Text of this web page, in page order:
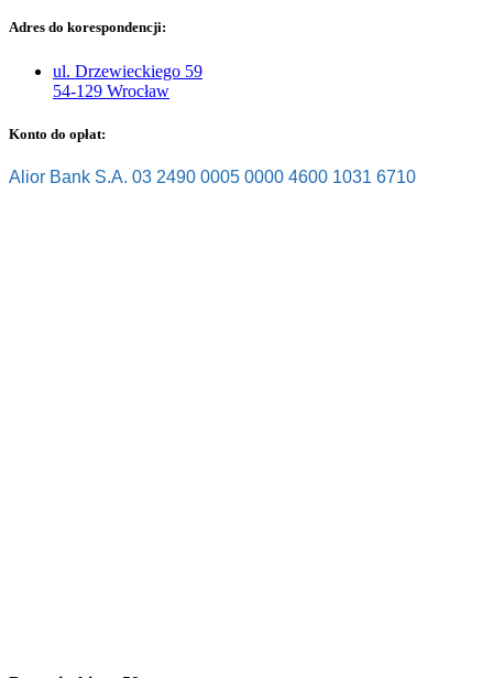
Adres do korespondencji:
ul. Drzewieckiego 59
54-129 Wrocław
Konto do opłat:
Alior Bank S.A. 03 2490 0005 0000 4600 1031 6710